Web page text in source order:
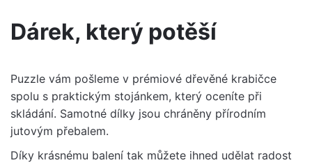
Dárek, který potěší
Puzzle vám pošleme v prémiové dřevěné krabičce
spolu s praktickým stojánkem, který oceníte při
skládání. Samotné dílky jsou chráněny přírodním
jutovým přebalem.
Díky krásnému balení tak můžete ihned udělat radost